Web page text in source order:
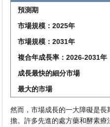
預測期
市場規模：2025年
市場規模：2031年
複合年成長率：2026-2031年
成長最快的細分市場
最大的市場
然而，市場成長的一大障礙是
擔。許多先進的處方藥和酵素